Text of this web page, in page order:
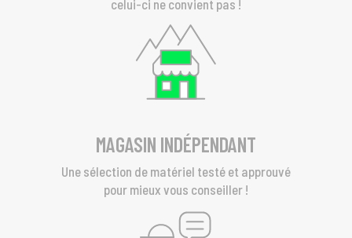
celui-ci ne convient pas !
MAGASIN INDÉPENDANT
Une sélection de matériel testé et approuvé
pour mieux vous conseiller !